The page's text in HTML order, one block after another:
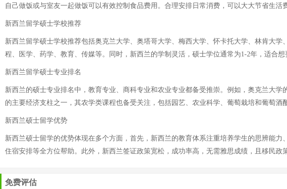
自己做饭或与室友一起做饭可以有效控制食品费用。合理安排日常消费，可以大大节省生活
新西兰留学硕士学校推荐
新西兰留学硕士学校推荐包括奥克兰大学、奥塔哥大学、梅西大学、怀卡托大学、林肯大
程、医学、药学、教育、传媒等。同时，新西兰的学制灵活，硕士学位通常为1-2年，适合想
新西兰留学硕士专业排名
新西兰的硕士专业排名中，教育专业、商科专业和农业专业都备受推崇。例如，奥克兰大
的主要经济支柱之一，其农学类课程也备受关注，包括园艺、农业科学、葡萄栽培和葡萄酒
新西兰硕士留学优势
新西兰硕士留学的优势体现在多个方面，首先，新西兰的教育体系注重培养学生的思辨能
住宿安排等全方位帮助。此外，新西兰签证政策宽松，成功率高，无需雅思成绩，且移民
免费评估